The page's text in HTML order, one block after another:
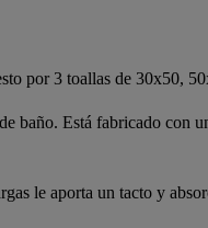
por 3 toallas de 30x50,
baño. Está fabricado
le aporta un tacto y